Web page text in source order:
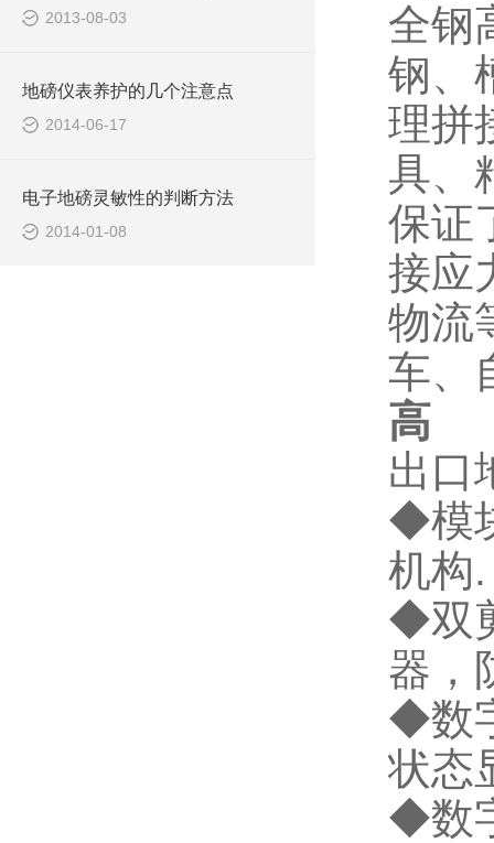
2013-08-03
地磅仪表养护的几个注意点
2014-06-17
电子地磅灵敏性的判断方法
2014-01-08
全钢
钢、
理拼
具、
保证
接应
物流
车、
高
出口
◆模
机构.
◆双
器，
◆数
状态
◆数